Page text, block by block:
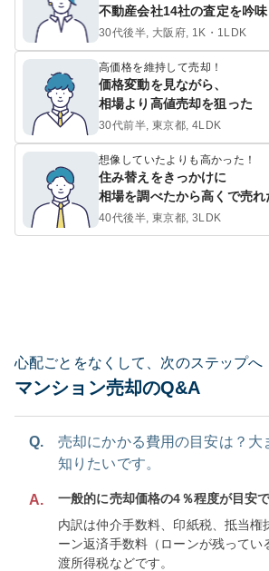
不動産会社14社の査定を吟味
30代後半, 大阪府, 1K・1LDK
高価格を維持して売却！
価格変動を見ながら、
相場より高値売却を狙った
30代前半, 東京都, 4LDK
想像していたよりも高かった！
住み替えをきっかけに
相場を調べたから高くで売れ
40代後半, 東京都, 3LDK
心配ごとをなくして、次のステップへ
マンション売却のQ&A
Q.
売却にかかる費用の目安は？大
知りたいです。
A.
一般的に売却価格の4％程度が目安で
内訳は仲介手数料、印紙税、抵当権
ーン返済手数料（ローンが残ってい
渡所得税などです。